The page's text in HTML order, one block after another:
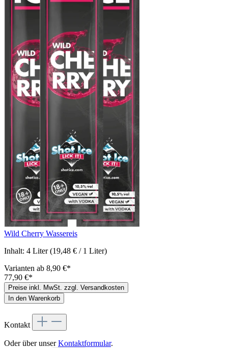
Wild Cherry Wassereis
Inhalt: 4 Liter(19,48 € / 1 Liter)
Varianten ab 8,90 €*
77,90 €*
Preise inkl. MwSt. zzgl. Versandkosten
In den Warenkorb
Kontakt
Oder über unserKontaktformular.